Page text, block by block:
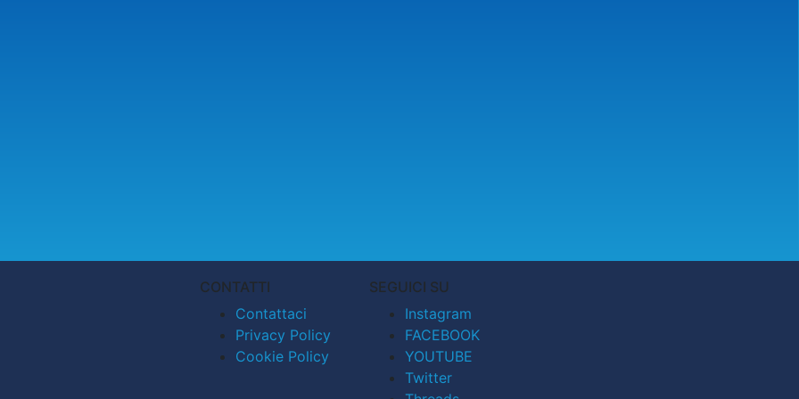
CONTATTI
Contattaci
Privacy Policy
Cookie Policy
SEGUICI SU
Instagram
FACEBOOK
YOUTUBE
Twitter